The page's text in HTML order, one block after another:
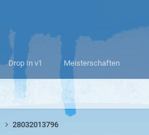
Drop In v1 Meisterschaften
28032013796